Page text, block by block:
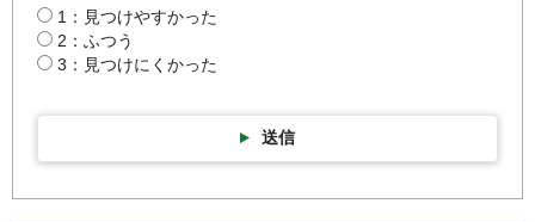
1：見つけやすかった
2：ふつう
3：見つけにくかった
送信